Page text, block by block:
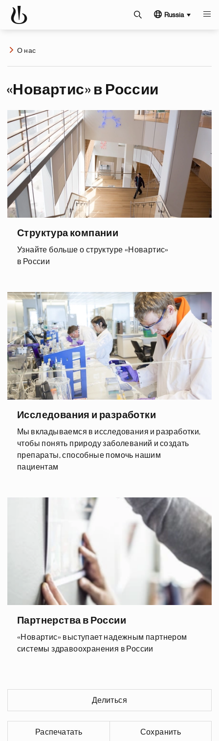
Russia
О нас
«Новартис» в России
Структура компании
Узнайте больше о структуре «Новартис»
в России
Исследования и разработки
Мы вкладываемся в исследования и разработки,
чтобы понять природу заболеваний и создать
препараты, способные помочь нашим
пациентам
Партнерства в России
«Новартис» выступает надежным партнером
системы здравоохранения в России
Делиться
Распечатать Сохранить